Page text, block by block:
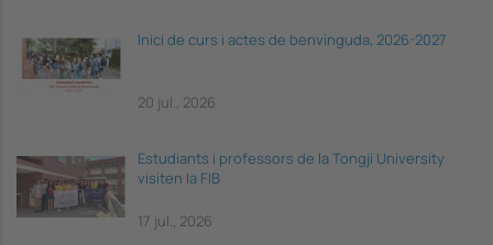
Inici de curs i actes de benvinguda, 2026-2027
20 jul., 2026
Estudiants i professors de la Tongji University
visiten la FIB
17 jul., 2026